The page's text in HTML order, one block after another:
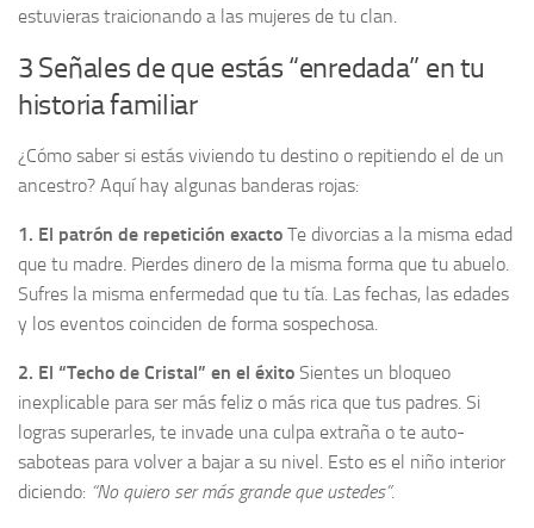
estuvieras traicionando a las mujeres de tu clan.
3 Señales de que estás “enredada” en tu
historia familiar
¿Cómo saber si estás viviendo tu destino o repitiendo el de un
ancestro? Aquí hay algunas banderas rojas:
1. El patrón de repetición exacto Te divorcias a la misma edad
que tu madre. Pierdes dinero de la misma forma que tu abuelo.
Sufres la misma enfermedad que tu tía. Las fechas, las edades
y los eventos coinciden de forma sospechosa.
2. El “Techo de Cristal” en el éxito Sientes un bloqueo
inexplicable para ser más feliz o más rica que tus padres. Si
logras superarles, te invade una culpa extraña o te auto-
saboteas para volver a bajar a su nivel. Esto es el niño interior
diciendo: “No quiero ser más grande que ustedes”.